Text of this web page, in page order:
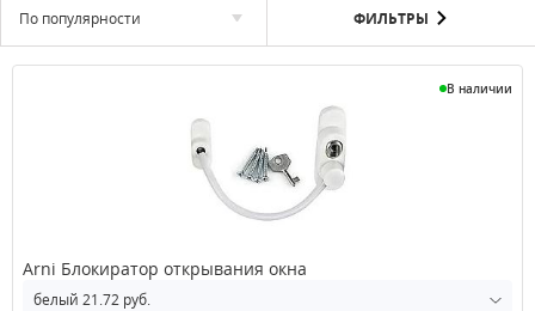
По популярности ФИЛЬТРЫ
В наличии
Arni Блокиратор открывания окна